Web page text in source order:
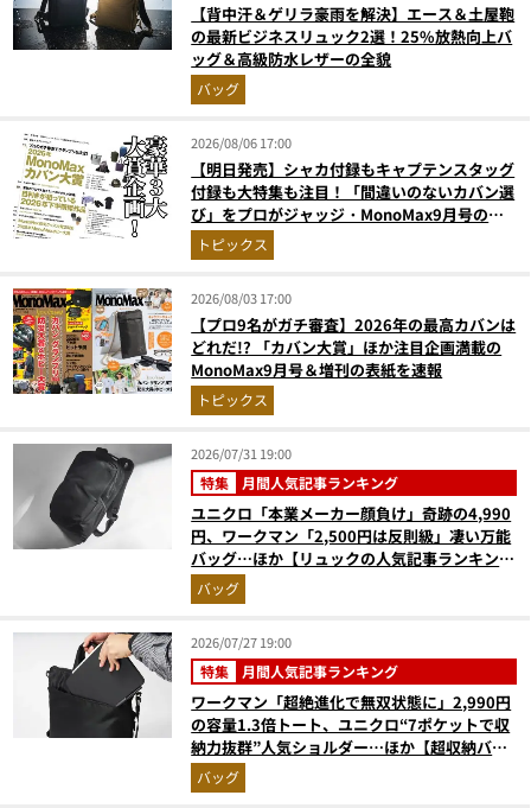
【背中汗＆ゲリラ豪雨を解決】エース＆土屋鞄
の最新ビジネスリュック2選！25%放熱向上バ
ッグ＆高級防水レザーの全貌
バッグ
2026/08/06 17:00
【明日発売】シャカ付録もキャプテンスタッグ
付録も大特集も注目！「間違いのないカバン選
び」をプロがジャッジ・MonoMax9月号の目
次を公開
トピックス
2026/08/03 17:00
【プロ9名がガチ審査】2026年の最高カバンは
どれだ!? 「カバン大賞」ほか注目企画満載の
MonoMax9月号＆増刊の表紙を速報
トピックス
2026/07/31 19:00
特集 月間人気記事ランキング
ユニクロ「本業メーカー顔負け」奇跡の4,990
円、ワークマン「2,500円は反則級」凄い万能
バッグ…ほか【リュックの人気記事ランキング
ベスト3】（2026年6月版）
バッグ
2026/07/27 19:00
特集 月間人気記事ランキング
ワークマン「超絶進化で無双状態に」2,990円
の容量1.3倍トート、ユニクロ“7ポケットで収
納力抜群”人気ショルダー…ほか【超収納バッ
グの人気記事ランキングベスト3】（2026年6
月版）
バッグ